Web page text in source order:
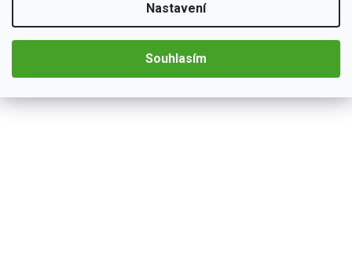
Nastavení
Souhlasím
4 790 Kč Detail
poslouží na kratších, ale i dlouhých cestách. Na první pohled
zaujme moderní technologií...